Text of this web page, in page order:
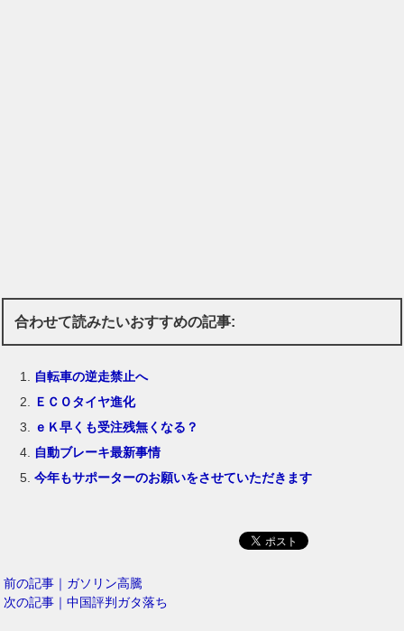
合わせて読みたいおすすめの記事:
自転車の逆走禁止へ
ＥＣＯタイヤ進化
ｅＫ早くも受注残無くなる？
自動ブレーキ最新事情
今年もサポーターのお願いをさせていただきます
前の記事｜ガソリン高騰
次の記事｜中国評判ガタ落ち